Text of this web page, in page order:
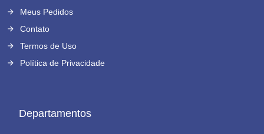
Meus Pedidos
Contato
Termos de Uso
Política de Privacidade
Departamentos